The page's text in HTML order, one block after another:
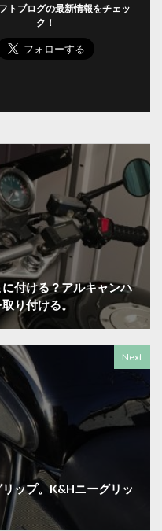
トブログの最新情報をチェッ
ク！
付ける？アルキャンハ
り付ける。
Next
ップ。K&Hニーグリッ